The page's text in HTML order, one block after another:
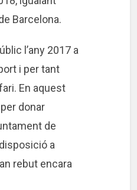
Barcelona.
l’any 2017 a
i per tant
En aquest
donar
de
a
rebut encara